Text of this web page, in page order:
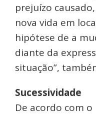
prejuízo
nova vida em
hipótese de a
diante da
situação”,
Sucessividade
De acordo com